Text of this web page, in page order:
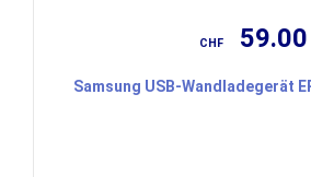
CHF 59.00
Samsung USB-Wandladegerät